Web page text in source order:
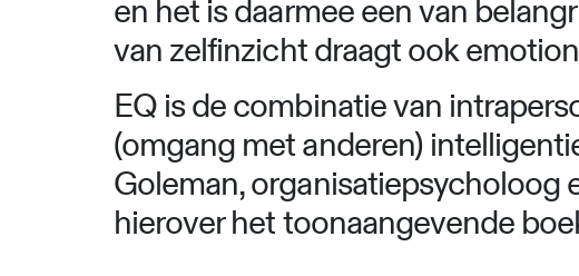
en het is daarmee een van
van zelfinzicht draagt ook
EQ is de combinatie van
(omgang met anderen)
Goleman, organisatiepsycholoog
hierover het toonaangevende